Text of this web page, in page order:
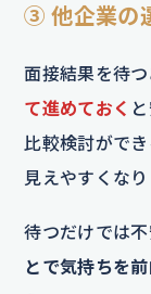
③ 他企業の
面接結果を待
て進めておく
比較検討がで
見えやすくなり
待つだけでは
とで気持ちを